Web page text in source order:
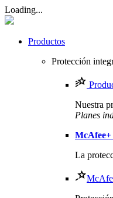
Loading...
Productos
Protección
Nuestra
Planes
McAfee+
La